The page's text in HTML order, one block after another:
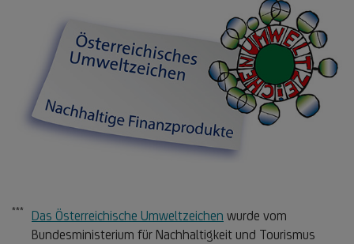
*** Fußnote ***
Das Österreichische Umweltzeichen wurde vom
Bundesministerium für Nachhaltigkeit und Tourismus